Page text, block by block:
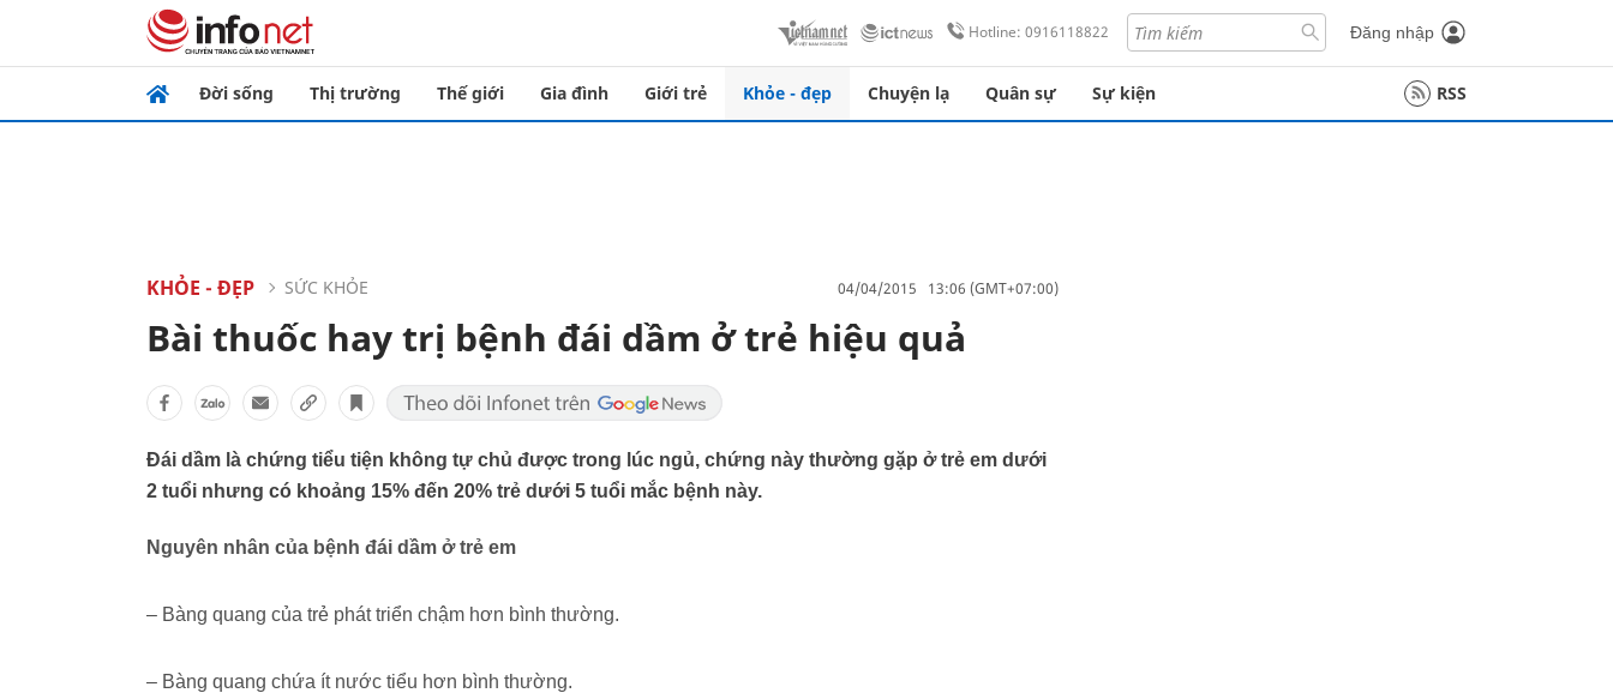
Hotline: 0916118822 Đăng nhập
Đời sống Thị trường Thế giới Gia đình Giới trẻ Khỏe - đẹp Chuyện lạ Quân sự Sự kiện RSS
KHỎE - ĐẸP SỨC KHỎE 04/04/2015 13:06 (GMT+07:00)
Bài thuốc hay trị bệnh đái dầm ở trẻ hiệu quả
Đái dầm là chứng tiểu tiện không tự chủ được trong lúc ngủ, chứng này thường gặp ở trẻ em dưới
2 tuổi nhưng có khoảng 15% đến 20% trẻ dưới 5 tuổi mắc bệnh này.
Nguyên nhân của bệnh đái dầm ở trẻ em
– Bàng quang của trẻ phát triển chậm hơn bình thường.
– Bàng quang chứa ít nước tiểu hơn bình thường.